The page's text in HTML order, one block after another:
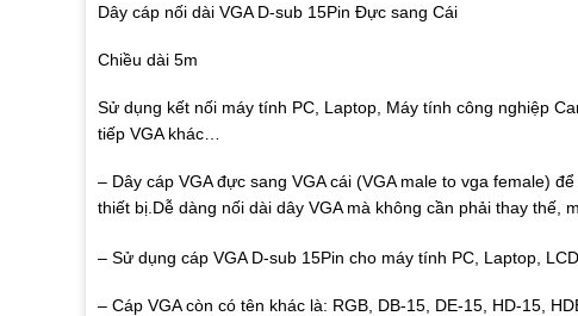
Dây cáp nối dài VGA D-sub 15Pin Đực sang Cái
Chiều dài 5m
Sử dụng kết nối máy tính PC, Laptop, Máy tính công nghiệp
tiếp VGA khác…
– Dây cáp VGA đực sang VGA cái (VGA male to vga female)
thiết bị.Dễ dàng nối dài dây VGA mà không cần phải thay thế,
– Sử dụng cáp VGA D-sub 15Pin cho máy tính PC, Laptop,
– Cáp VGA còn có tên khác là: RGB, DB-15, DE-15, HD-15,